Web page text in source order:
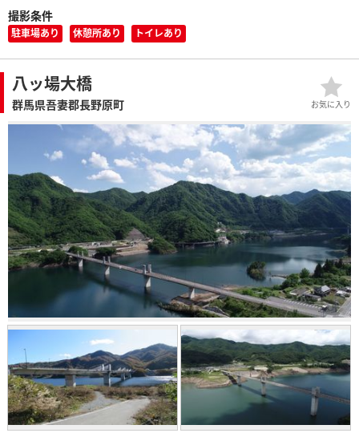
撮影条件
駐車場あり 休憩所あり トイレあり
八ッ場大橋
群馬県吾妻郡長野原町 お気に入り